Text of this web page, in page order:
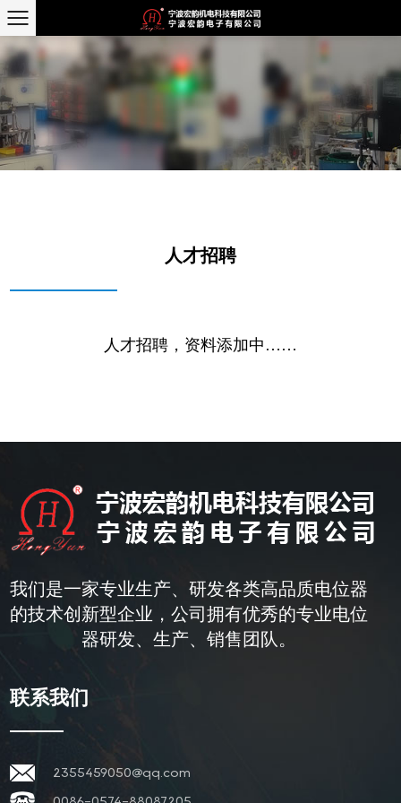
人才招聘
人才招聘，资料添加中……
我们是一家专业生产、研发各类高品质电位器
的技术创新型企业，公司拥有优秀的专业电位
器研发、生产、销售团队。
联系我们
2355459050@qq.com